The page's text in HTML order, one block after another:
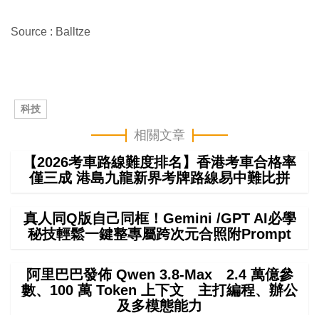
Source : Balltze
科技
相關文章
【2026考車路線難度排名】香港考車合格率
僅三成 港島九龍新界考牌路線易中難比拼
真人同Q版自己同框！Gemini /GPT AI必學
秘技輕鬆一鍵整專屬跨次元合照附Prompt
阿里巴巴發佈 Qwen 3.8-Max 2.4 萬億參
數、100 萬 Token 上下文 主打編程、辦公
及多模態能力